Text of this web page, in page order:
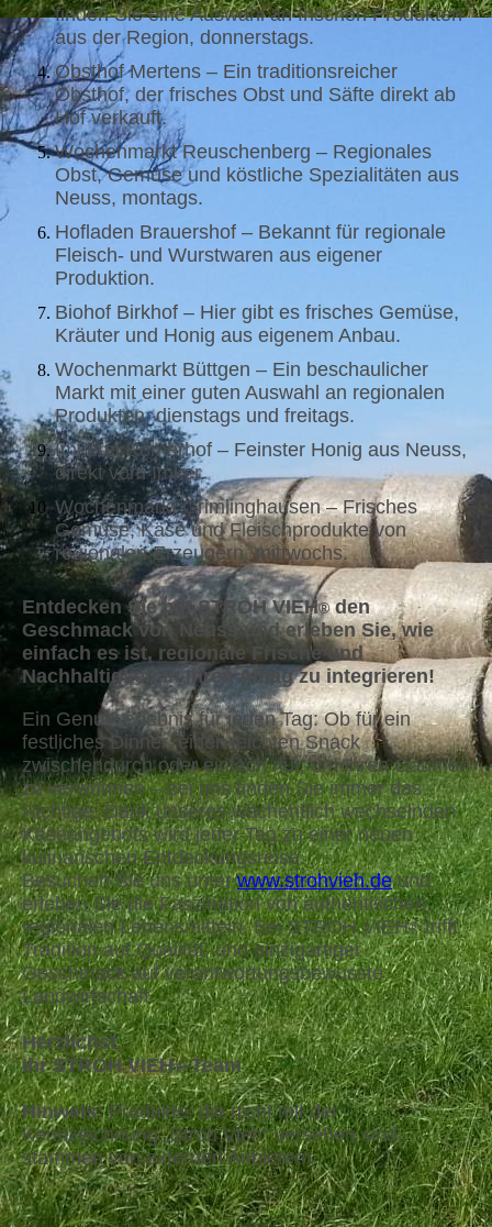
finden Sie eine Auswahl an frischen Produkten
aus der Region, donnerstags.
Obsthof Mertens – Ein traditionsreicher
Obsthof, der frisches Obst und Säfte direkt ab
Hof verkauft.
Wochenmarkt Reuschenberg – Regionales
Obst, Gemüse und köstliche Spezialitäten aus
Neuss, montags.
Hofladen Brauershof – Bekannt für regionale
Fleisch- und Wurstwaren aus eigener
Produktion.
Biohof Birkhof – Hier gibt es frisches Gemüse,
Kräuter und Honig aus eigenem Anbau.
Wochenmarkt Büttgen – Ein beschaulicher
Markt mit einer guten Auswahl an regionalen
Produkten, dienstags und freitags.
Imkerei Römerhof – Feinster Honig aus Neuss,
direkt vom Imker.
Wochenmarkt Grimlinghausen – Frisches
Gemüse, Käse und Fleischprodukte von
regionalen Erzeugern, mittwochs.
Entd ecken Sie mit STROH VIEH®den
Geschmack von Neuss und erleben Sie, wie
einfach es ist, regionale Frische und
Nachhaltigkeit in Ihren Alltag zu integrieren!
Ein Genusserlebnis für jeden Tag: Ob für ein
festliches Dinner, einen leichten Snack
zwischendurch oder einfach nur, um Ihren Gaumen
zu verwöhnen – bei uns finden Sie immer das
Richtige. Dank unseres wöchentlich wechselnden
Käseangebots wird jeder Tag zu einer neuen
kulinarischen Entdeckungsreise.
Besuchen Sie uns unterwww.strohvieh.deund
erleben Sie die Faszination von authentischen,
regionalen Lebensmitteln. Bei STROH VIEH®trifft
Tradition auf Qualität, und einzigartiger
Geschmack auf verantwortungsbewusste
Landwirtschaft.
Herzlichst,
Ihr STROH VIEH®-Team
Hinweis:Produkte, die nicht mit der
Kennzeichnung „Stroh Vieh“ versehen sind,
stammen von externen Anbietern.